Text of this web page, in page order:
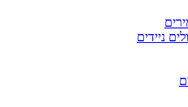
ניידים